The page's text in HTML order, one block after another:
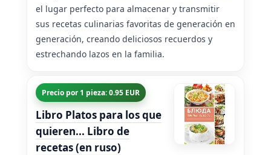
el lugar perfecto para almacenar y transmitir
sus recetas culinarias favoritas de generación en
generación, creando deliciosos recuerdos y
estrechando lazos en la familia.
Precio por 1 pieza: 0.95 EUR
Libro Platos para los que
quieren... Libro de
recetas (en ruso)